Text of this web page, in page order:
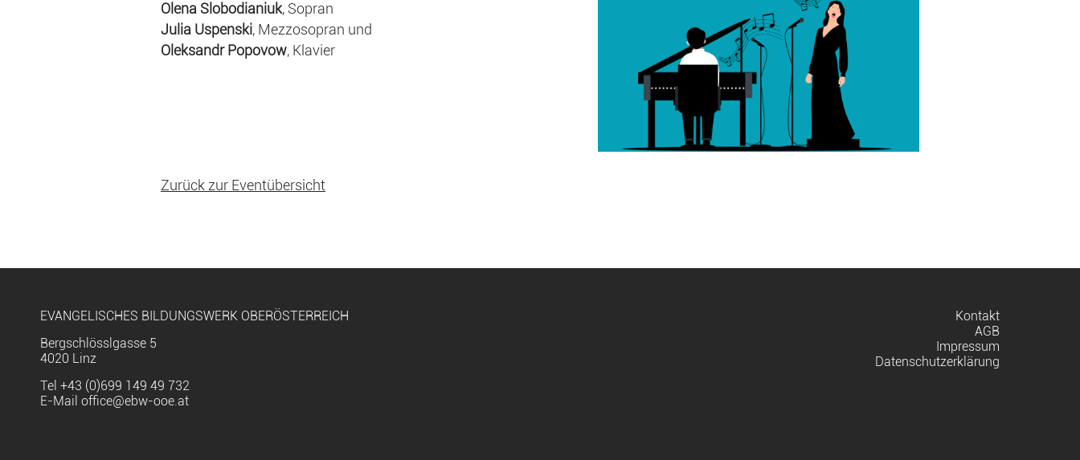
Olena Slobodianiuk, Sopran
Julia Uspenski, Mezzosopran und
Oleksandr Popovow, Klavier
Zurück zur Eventübersicht
EVANGELISCHES BILDUNGSWERK OBERÖSTERREICH
Bergschlösslgasse 5
4020 Linz
Tel +43 (0)699 149 49 732
E-Mail office@ebw-ooe.at
Navigation
überspringen
Kontakt
AGB
Impressum
Datenschutzerklärung